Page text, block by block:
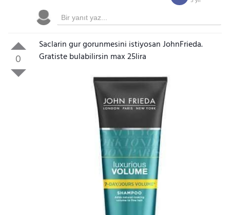
0
Saclarin gur gorunmesini istiyosan JohnFrieda.
Gratiste bulabilirsin max 25lira